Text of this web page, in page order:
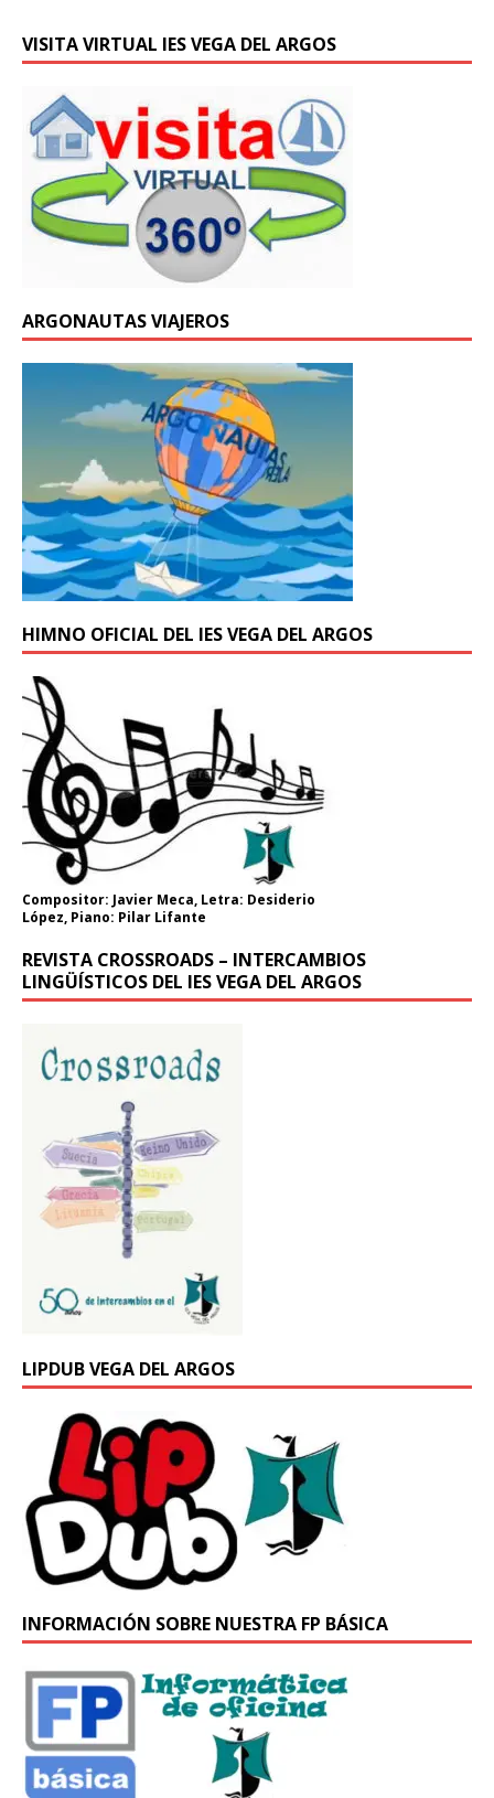
VISITA VIRTUAL IES VEGA DEL ARGOS
ARGONAUTAS VIAJEROS
HIMNO OFICIAL DEL IES VEGA DEL ARGOS
Compositor: Javier Meca, Letra: Desiderio
López, Piano: Pilar Lifante
REVISTA CROSSROADS – INTERCAMBIOS
LINGÜÍSTICOS DEL IES VEGA DEL ARGOS
LIPDUB VEGA DEL ARGOS
INFORMACIÓN SOBRE NUESTRA FP BÁSICA